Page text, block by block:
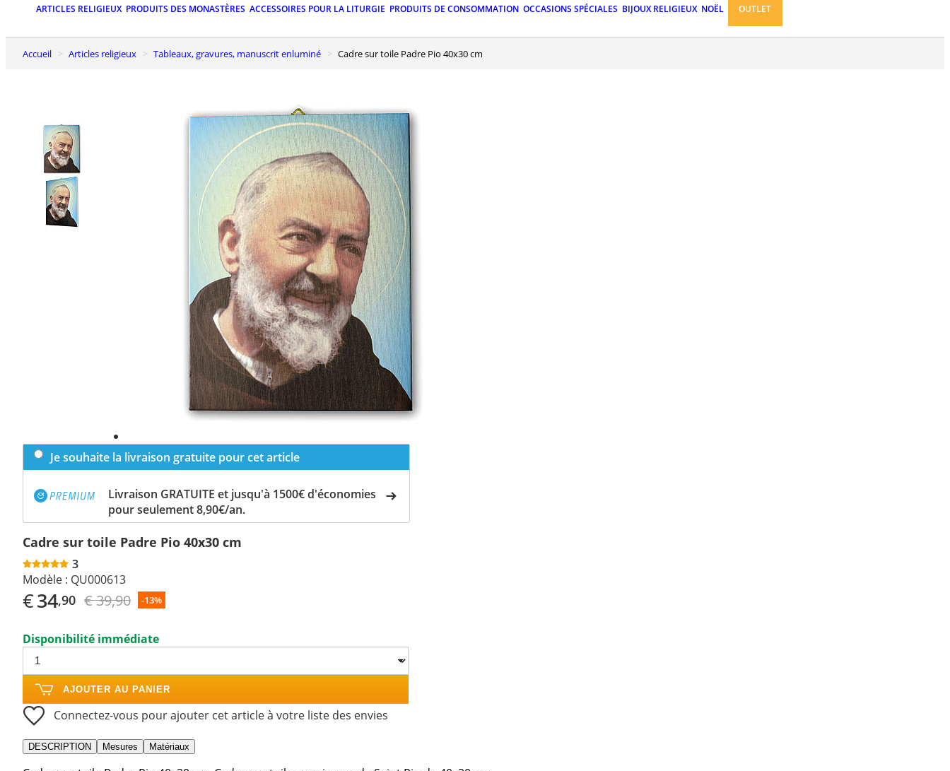
ARTICLES RELIGIEUX PRODUITS DES MONASTÈRES ACCESSOIRES POUR LA LITURGIE PRODUITS DE CONSOMMATION OCCASIONS SPÉCIALES BIJOUX RELIGIEUX NOËL OUTLET
Accueil Articles religieux Tableaux, gravures, manuscrit enluminé Cadre sur toile Padre Pio 40x30 cm
Je souhaite la livraison gratuite pour cet article
Livraison GRATUITE et jusqu'à 1500€ d'économies
pour seulement 8,90€/an.
Cadre sur toile Padre Pio 40x30 cm
3
Modèle : QU000613
€34,90 € 39,90 -13%
Disponibilité immédiate
AJOUTER AU PANIER
Connectez-vous pour ajouter cet article à votre liste des envies
DESCRIPTION Mesures Matériaux